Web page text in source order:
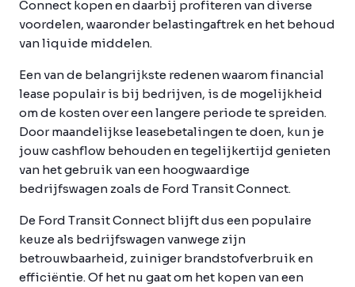
Connect kopen en daarbij profiteren van diverse
voordelen, waaronder belastingaftrek en het behoud
van liquide middelen.
Een van de belangrijkste redenen waarom financial
lease populair is bij bedrijven, is de mogelijkheid
om de kosten over een langere periode te spreiden.
Door maandelijkse leasebetalingen te doen, kun je
jouw cashflow behouden en tegelijkertijd genieten
van het gebruik van een hoogwaardige
bedrijfswagen zoals de Ford Transit Connect.
De Ford Transit Connect blijft dus een populaire
keuze als bedrijfswagen vanwege zijn
betrouwbaarheid, zuiniger brandstofverbruik en
efficiëntie. Of het nu gaat om het kopen van een